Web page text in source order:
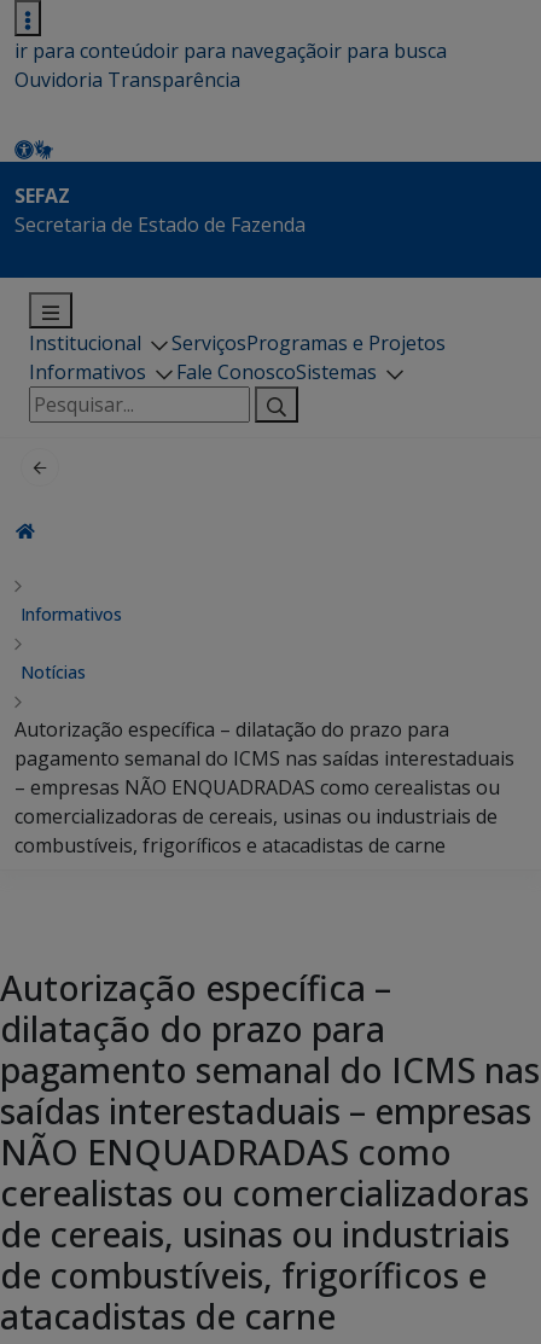
ir para conteúdoir para navegaçãoir para busca
Ouvidoria Transparência
SEFAZ
Secretaria de Estado de Fazenda
Institucional ServiçosProgramas e Projetos
Informativos
Fale ConoscoSistemas
Pesquisar
por:
Informativos
Notícias
Autorização específica – dilatação do prazo para
pagamento semanal do ICMS nas saídas interestaduais
– empresas NÃO ENQUADRADAS como cerealistas ou
comercializadoras de cereais, usinas ou industriais de
combustíveis, frigoríficos e atacadistas de carne
Autorização específica –
dilatação do prazo para
pagamento semanal do ICMS nas
saídas interestaduais – empresas
NÃO ENQUADRADAS como
cerealistas ou comercializadoras
de cereais, usinas ou industriais
de combustíveis, frigoríficos e
atacadistas de carne